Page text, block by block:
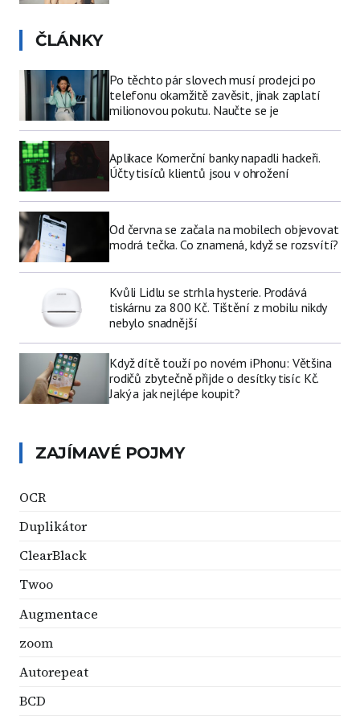
ČLÁNKY
Po těchto pár slovech musí prodejci po
telefonu okamžitě zavěsit, jinak zaplatí
milionovou pokutu. Naučte se je
Aplikace Komerční banky napadli hackeři.
Účty tisíců klientů jsou v ohrožení
Od června se začala na mobilech objevovat
modrá tečka. Co znamená, když se rozsvítí?
Kvůli Lidlu se strhla hysterie. Prodává
tiskárnu za 800 Kč. Tištění z mobilu nikdy
nebylo snadnější
Když dítě touží po novém iPhonu: Většina
rodičů zbytečně přijde o desítky tisíc Kč.
Jaký a jak nejlépe koupit?
ZAJÍMAVÉ POJMY
OCR
Duplikátor
ClearBlack
Twoo
Augmentace
zoom
Autorepeat
BCD